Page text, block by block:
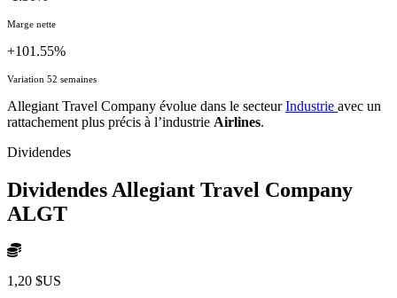
Marge nette
+101.55%
Variation 52 semaines
Allegiant Travel Company évolue dans le secteurIndustrie avec un
rattachement plus précis à l’industrie Airlines.
Dividendes
Dividendes Allegiant Travel Company
ALGT
1,20 $US